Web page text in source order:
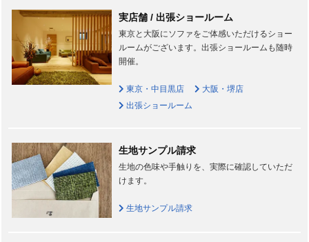
実店舗 / 出張ショールーム
東京と大阪にソファをご体感いただけるショー
ルームがございます。出張ショールームも随時
開催。
東京・中目黒店
大阪・堺店
出張ショールーム
生地サンプル請求
生地の色味や手触りを、実際に確認していただ
けます。
生地サンプル請求